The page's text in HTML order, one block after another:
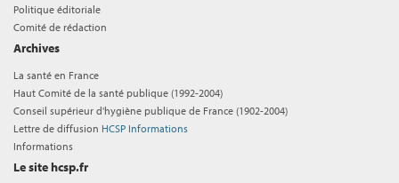
Politique éditoriale
Comité de rédaction
Archives
La santé en France
Haut Comité de la santé publique (1992-2004)
Conseil supérieur d'hygiène publique de France (1902-2004)
Lettre de diffusion HCSP Informations
Informations
Le site hcsp.fr